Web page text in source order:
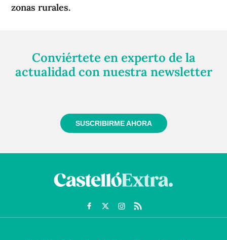
zonas rurales.
Conviértete en experto de la
actualidad con nuestra newsletter
SUSCRIBIRME AHORA